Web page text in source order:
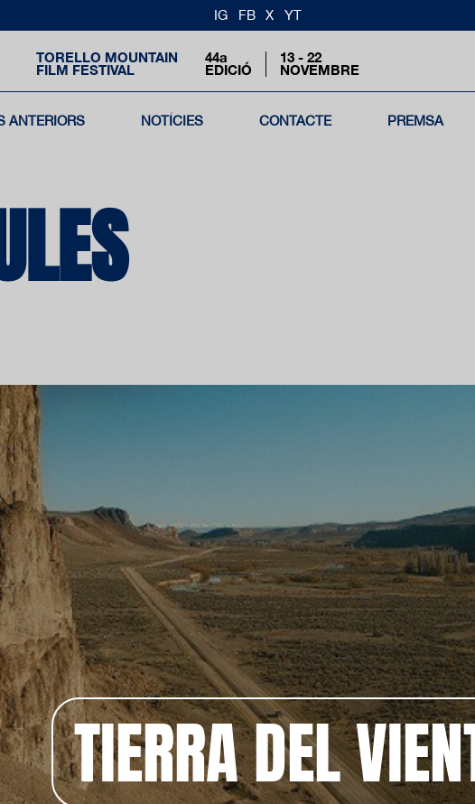
IG FB X YT
TORELLO MOUNTAIN
FILM FESTIVAL
44a
EDICIÓ
13 - 22
NOVEMBRE
ANTERIORS NOTÍCIES CONTACTE PREMSA
TIERRA DEL